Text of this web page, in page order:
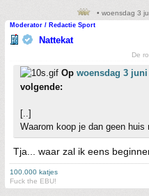
• woensdag 3
Moderator / Redactie Sport
Nattekat
De
Op woensdag 3 juni
volgende:
[..]
Waarom koop je dan geen huis
Tja... waar zal ik eens
100.000 katjes
Fuck the EBU!